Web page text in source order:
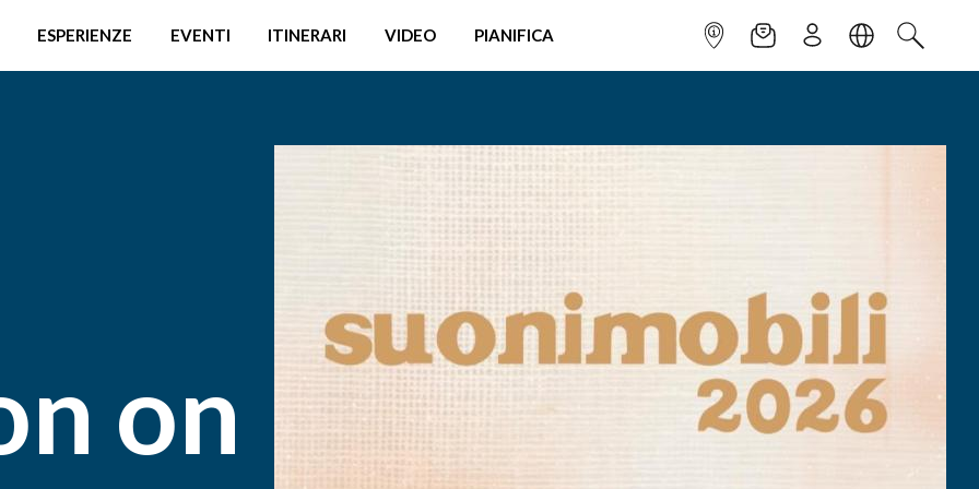
ESPERIENZE EVENTI ITINERARI VIDEO PIANIFICA INFOPOINTNEWSLETTER
ISCRIVITILINGUACERCA
on